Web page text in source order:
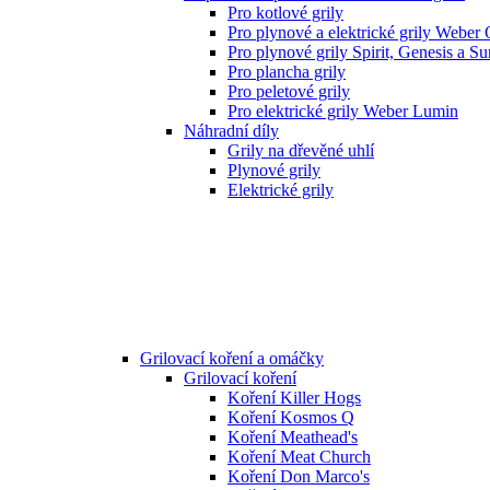
Pro kotlové grily
Pro plynové a elektrické grily Weber
Pro plynové grily Spirit, Genesis a
Pro plancha grily
Pro peletové grily
Pro elektrické grily Weber Lumin
Náhradní díly
Grily na dřevěné uhlí
Plynové grily
Elektrické grily
Grilovací koření a omáčky
Grilovací koření
Koření Killer Hogs
Koření Kosmos Q
Koření Meathead's
Koření Meat Church
Koření Don Marco's